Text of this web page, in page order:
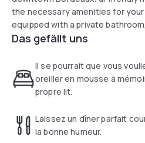
the necessary amenities for
equipped with a private
Fi access, a television, and a
Das gefällt uns
Il se pourrait que vous
oreiller en mousse à
propre lit.
Laissez un dîner parfait
la bonne humeur.